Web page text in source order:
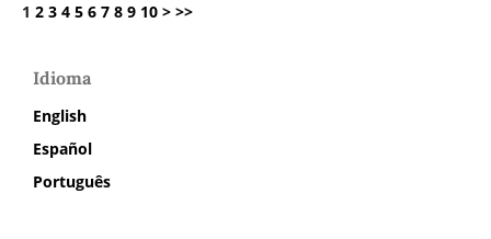
1 2 3 4 5 6 7 8 9 10 > >>
Idioma
English
Español
Português